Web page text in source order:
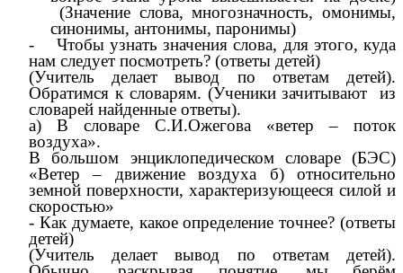
(Значение слова, многозначность, омонимы,
синонимы, антонимы, паронимы)
- Чтобы узнать значения слова, для этого, куда
нам следует посмотреть? (ответы детей)
(Учитель делает вывод по ответам детей).
Обратимся к словарям. (Ученики зачитывают из
словарей найденные ответы).
а) В словаре С.И.Ожегова «ветер – поток
воздуха».
В большом энциклопедическом словаре (БЭС)
«Ветер – движение воздуха б) относительно
земной поверхности, характеризующееся силой и
скоростью»
- Как думаете, какое определение точнее? (ответы
детей)
(Учитель делает вывод по ответам детей).